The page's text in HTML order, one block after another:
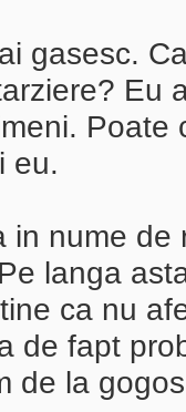
gasesc.
Eu
eu.
in nume
langa
ca nu
de fapt
de la